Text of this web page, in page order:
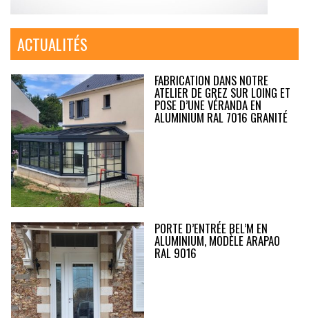
ACTUALITÉS
FABRICATION DANS NOTRE
ATELIER DE GREZ SUR LOING ET
POSE D’UNE VÉRANDA EN
ALUMINIUM RAL 7016 GRANITÉ
PORTE D’ENTRÉE BEL’M EN
ALUMINIUM, MODÈLE ARAPAO
RAL 9016